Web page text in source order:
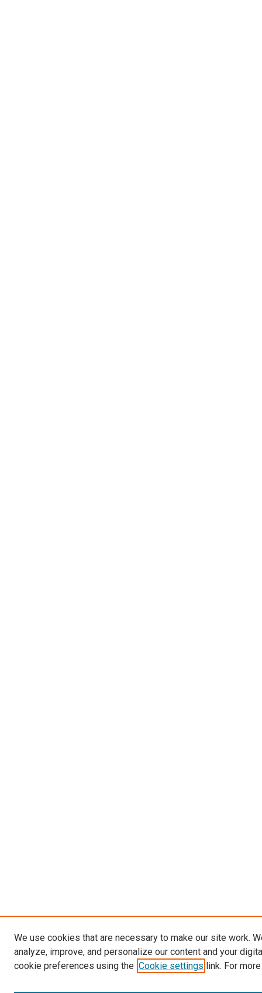
We use cookies that are necessary to make our site work.
analyze, improve, and personalize our content and your
cookie preferences using the Cookie settings link. For